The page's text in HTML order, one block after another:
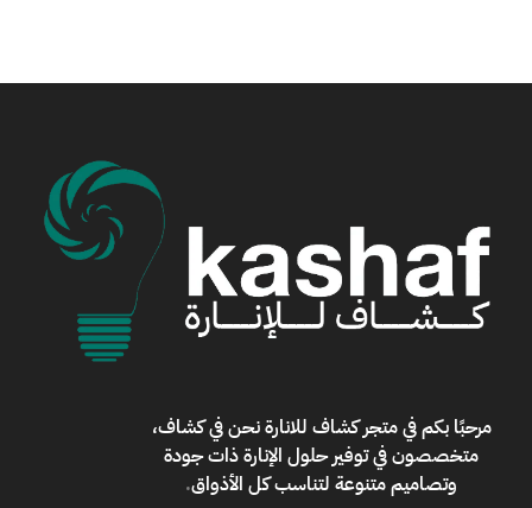
مرحبًا بكم فيمتجر كشاف للانارةنحن في كشاف،
متخصصون في توفير حلول الإنارة ذات جودة
وتصاميم متنوعة لتناسب كل الأذواق.